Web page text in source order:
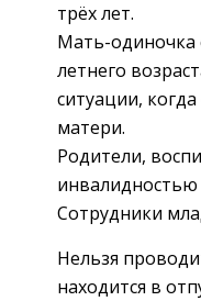
трёх лет.
Мать-одиночка
летнего
ситуации,
матери.
Родители,
инвалидностью
Сотрудники
Нельзя
находится в